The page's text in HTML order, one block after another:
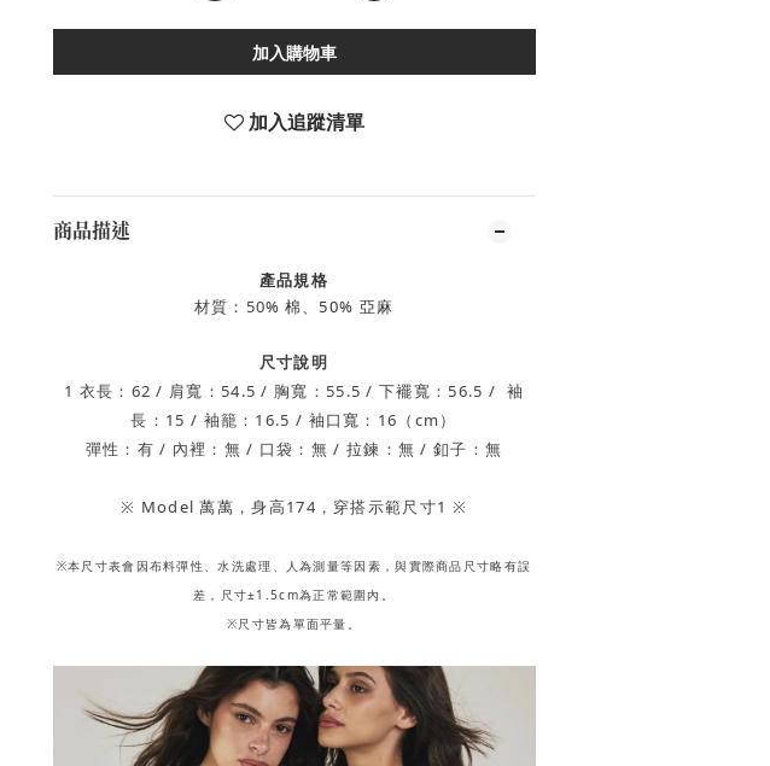
加入購物車
加入追蹤清單
商品描述
產品規格
材質：50% 棉、50% 亞麻
尺寸說明
1 衣長：62 / 肩寬：54.5 / 胸寬：55.5 / 下襬寬：56.5 / 袖
長：15 / 袖籠：16.5 / 袖口寬：16（cm）
彈性：有 / 內裡：無 / 口袋：無 / 拉鍊：無 / 釦子：無
※ Model 萬萬，身高174，穿搭示範尺寸1 ※
※本尺寸表會因布料彈性、水洗處理、人為測量等因素，與實際商品尺寸略有誤
差，尺寸±1.5cm為正常範圍內。
※尺寸皆為單面平量。